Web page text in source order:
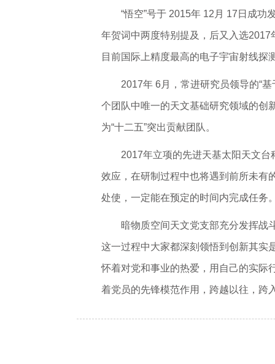
“悟空”号于 2015年 12月 17日成功
年贺词中两度特别提及，后又入选
目前国际上精度最高的电子宇宙射线
2017年 6月，常进研究员领导的“
个团队中唯一的天文基础研究领域的创
为“十二五”突出贡献团队。
2017年立项的先进天基太阳天文
效应，在研制过程中也将遇到前所未有
处使，一定能在预定的时间内完成任务
暗物质空间天文党支部充分发挥战
这一过程中大家都深刻领悟到创新其实
怀着对党和事业的热爱，用自己的实际
着党员的先锋模范作用，跨越以往，跨